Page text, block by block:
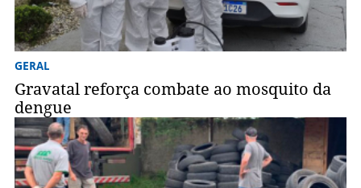
GERAL
Gravatal reforça combate ao mosquito da
dengue